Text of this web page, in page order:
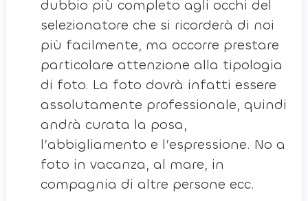
dubbio più completo agli occhi del
selezionatore che si ricorderà di noi
più facilmente, ma occorre prestare
particolare attenzione alla tipologia
di foto. La foto dovrà infatti essere
assolutamente professionale, quindi
andrà curata la posa,
l’abbigliamento e l’espressione. No a
foto in vacanza, al mare, in
compagnia di altre persone ecc.